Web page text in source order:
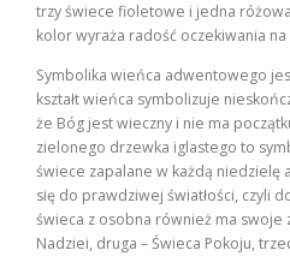
trzy świece fioletowe i jedna
kolor wyraża radość oczekiwania na
Symbolika wieńca adwentowego
kształt wieńca symbolizuje
że Bóg jest wieczny i nie ma
zielonego drzewka iglastego to
świece zapalane w każdą niedzielę
się do prawdziwej światłości, czyli
świeca z osobna również ma swoje
Nadziei, druga – Świeca Pokoju,